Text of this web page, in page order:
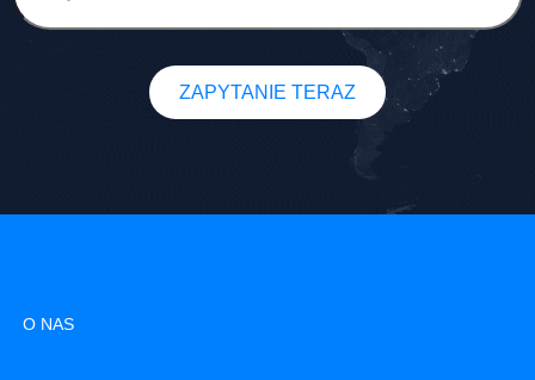
ZAPYTANIE TERAZ
O NAS